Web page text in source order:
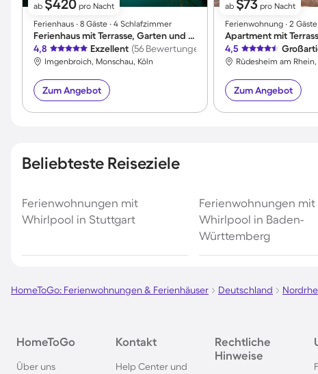
ab $420 pro Nacht
Ferienhaus ∙ 8 Gäste ∙ 4 Schlafzimmer
Ferienhaus mit Terrasse, Garten und Grill
4,8
Exzellent (56 Bewertungen)
Imgenbroich, Monschau, Köln
Zum Angebot
ab $73 pro Nacht
Ferienwohnung ∙ 2
Apartment mit
4,5
Zum Angebot
Beliebteste Reiseziele
Ferienwohnungen mit
Whirlpool in Stuttgart
Ferienwohnungen mit
Whirlpool in Baden-
Württemberg
HomeToGo: Ferienwohnungen & Ferienhäuser Deutschland
HomeToGo
Über uns
Kontakt
Help Center und
Rechtliche
Hinweise